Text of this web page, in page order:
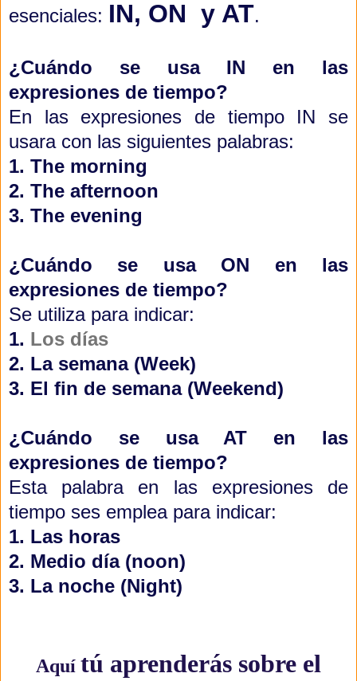
esenciales: IN, ON y AT.
¿Cuándo se usa IN en las
expresiones de tiempo?
En las expresiones de tiempo IN se
usara con las siguientes palabras:
1. The morning
2. The afternoon
3. The evening
¿Cuándo se usa ON en las
expresiones de tiempo?
Se utiliza para indicar:
1. Los días
2. La semana (Week)
3. El fin de semana (Weekend)
¿Cuándo se usa AT en las
expresiones de tiempo?
Esta palabra en las expresiones de
tiempo ses emplea para indicar:
1. Las horas
2. Medio día (noon)
3. La noche (Night)
Aquí tú aprenderás sobre el